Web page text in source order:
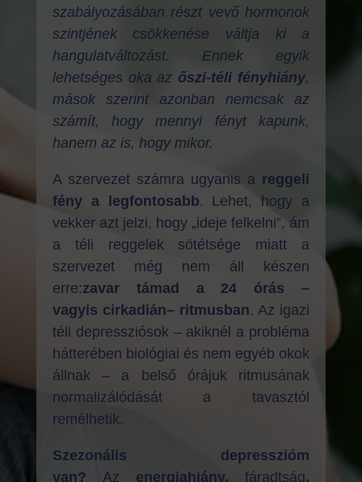
szabályozásában részt vevő hormonok
szintjének csökkenése váltja ki a
hangulatváltozást. Ennek egyik
lehetséges oka az őszi-téli fényhiány,
mások szerint azonban nemcsak az
számít, hogy mennyi fényt kapunk,
hanem az is, hogy mikor.
A szervezet számra ugyanis a reggeli
fény a legfontosabb. Lehet, hogy a
vekker azt jelzi, hogy „ideje felkelni”, ám
a téli reggelek sötétsége miatt a
szervezet még nem áll készen
erre:zavar támad a 24 órás –
vagyis cirkadián– ritmusban. Az igazi
téli depressziósok – akiknél a probléma
hátterében biológiai és nem egyéb okok
állnak – a belső órájuk ritmusának
normalizálódását a tavasztól
remélhetik.
Szezonális depresszióm
van? Az energiahiány,fáradtság,